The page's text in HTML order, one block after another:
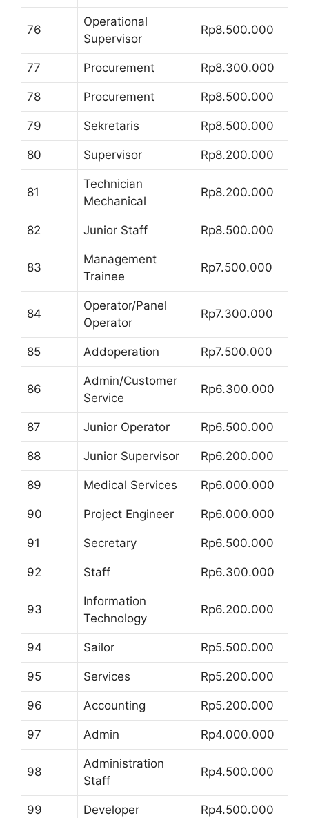
76
Operational
Supervisor
Rp8.500.000
77 Procurement Rp8.300.000
78 Procurement Rp8.500.000
79 Sekretaris Rp8.500.000
80 Supervisor Rp8.200.000
81
Technician
Mechanical
Rp8.200.000
82 Junior Staff Rp8.500.000
83
Management
Trainee
Rp7.500.000
84
Operator/Panel
Operator
Rp7.300.000
85 Addoperation Rp7.500.000
86
Admin/Customer
Service
Rp6.300.000
87 Junior Operator Rp6.500.000
88 Junior Supervisor Rp6.200.000
89 Medical Services Rp6.000.000
90 Project Engineer Rp6.000.000
91 Secretary Rp6.500.000
92 Staff Rp6.300.000
93
Information
Technology
Rp6.200.000
94 Sailor Rp5.500.000
95 Services Rp5.200.000
96 Accounting Rp5.200.000
97 Admin Rp4.000.000
98
Administration
Staff
Rp4.500.000
99 Developer Rp4.500.000